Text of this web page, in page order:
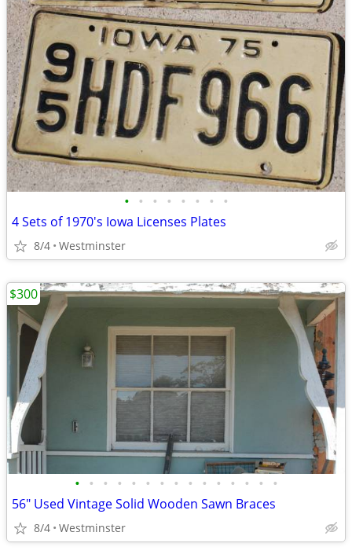
• • • • • • • •
4 Sets of 1970's Iowa Licenses Plates
8/4 Westminster
• • • • • • • • • • • • • • •
56" Used Vintage Solid Wooden Sawn Braces
8/4 Westminster
$300